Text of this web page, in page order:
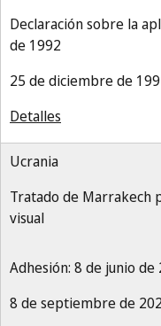
Declaración sobre la
de 1992
25 de diciembre de
Detalles
Ucrania
Tratado de Marrakech
visual
Adhesión: 8 de junio de
8 de septiembre de